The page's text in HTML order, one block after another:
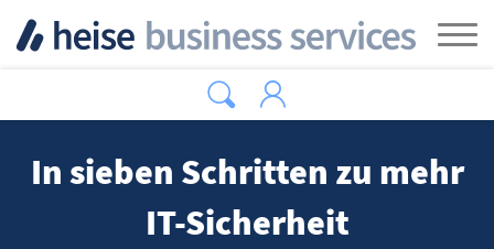
In sieben Schritten zu mehr
IT-Sicherheit